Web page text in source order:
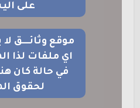
على
موقع وثائــــق
اي ملفات لذا
في حالة كان
لحقوق